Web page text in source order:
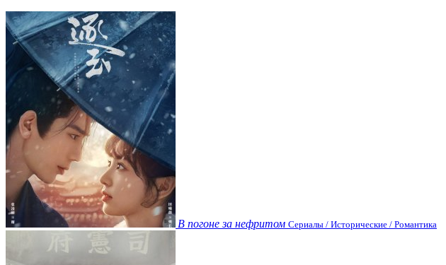
В погоне за нефритом Сериалы / Исторические / Романтика